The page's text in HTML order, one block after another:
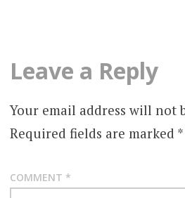
Leave a Reply
Your email address will not
Required fields are marked *
COMMENT *